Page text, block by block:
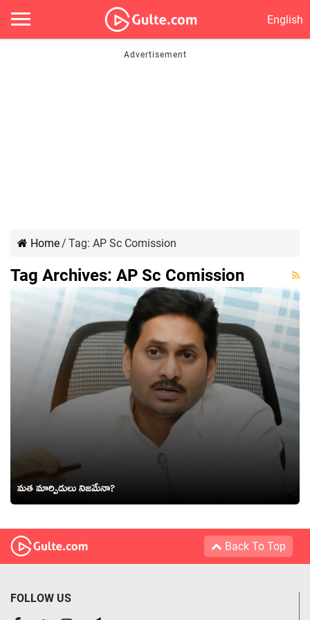
English
Home/ Tag: AP Sc Comission
Tag Archives: AP Sc Comission
మ‌త మార్పిడులు నిజ‌మేనా?
Back To Top
FOLLOW US